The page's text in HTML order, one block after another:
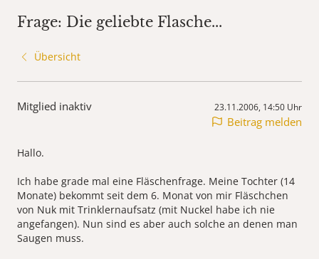
Frage: Die geliebte Flasche...
Übersicht
Mitglied inaktiv 23.11.2006, 14:50 Uhr
Beitrag melden
Hallo.
Ich habe grade mal eine Fläschenfrage. Meine Tochter (14
Monate) bekommt seit dem 6. Monat von mir Fläschchen
von Nuk mit Trinklernaufsatz (mit Nuckel habe ich nie
angefangen). Nun sind es aber auch solche an denen man
Saugen muss.